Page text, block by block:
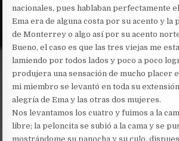
nacionales, pues hablaban perfectamente
Ema era de alguna costa por su acento y la
de Monterrey o algo así por su acento
Bueno, el caso es que las tres viejas me
lamiendo por todos lados y poco a poco
produjera una sensación de mucho placer
mi miembro se levantó en toda su
alegría de Ema y las otras dos mujeres.
Nos levantamos los cuatro y fuimos a la
libre; la peloncita se subió a la cama y se
mostrándome su panocha y su culo,